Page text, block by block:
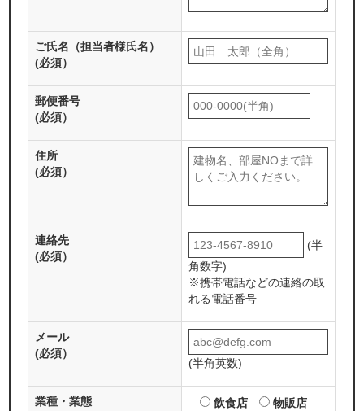
ご氏名（担当者様氏名）
(必須）
郵便番号
(必須）
住所
(必須）
連絡先
(必須）
(半
角数字)
※携帯電話などの連絡の取
れる電話番号
メール
(必須）
(半角英数)
業種・業態 飲食店
物販店